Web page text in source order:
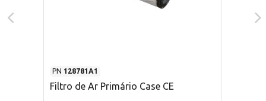
PN 128781A1
Filtro de Ar Primário Case CE